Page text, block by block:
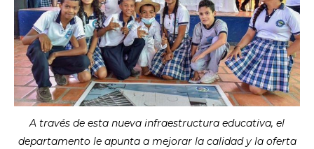
A través de esta nueva infraestructura educativa, el
departamento le apunta a mejorar la calidad y la oferta